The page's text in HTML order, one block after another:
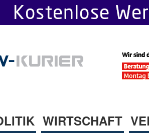
WIRTSCHAFT